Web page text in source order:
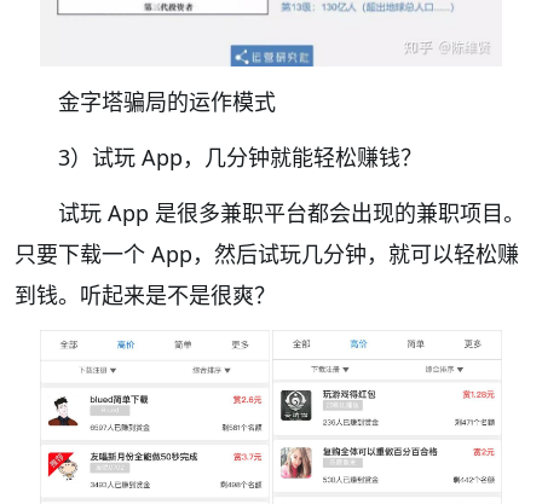
金字塔骗局的运作模式
3）试玩 App，几分钟就能轻松赚钱？
试玩 App 是很多兼职平台都会出现的兼职项目。
只要下载一个 App，然后试玩几分钟，就可以轻松赚
到钱。听起来是不是很爽？